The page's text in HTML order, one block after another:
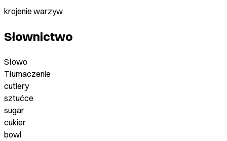
krojenie warzyw
Słownictwo
Słowo
Tłumaczenie
cutlery
sztućce
sugar
cukier
bowl